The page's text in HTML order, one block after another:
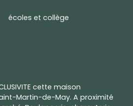
écoles et collège
cette maison
Martin-de-May. A proximité